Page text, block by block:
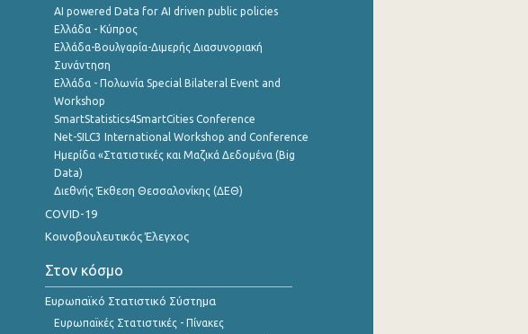
AI powered Data for AI driven public policies
Ελλάδα - Κύπρος
Ελλάδα-Βουλγαρία-Διμερής Διασυνοριακή
Συνάντηση
Ελλάδα - Πολωνία Special Bilateral Event and
Workshop
SmartStatistics4SmartCities Conference
Net-SILC3 International Workshop and Conference
Ημερίδα «Στατιστικές και Μαζικά Δεδομένα (Big
Data)
Διεθνής Έκθεση Θεσσαλονίκης (ΔΕΘ)
COVID-19
Κοινοβουλευτικός Έλεγχος
Στον κόσμο
Ευρωπαϊκό Στατιστικό Σύστημα
Ευρωπαϊκές Στατιστικές - Πίνακες